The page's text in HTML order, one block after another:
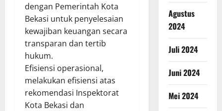
dengan Pemerintah Kota
Bekasi untuk penyelesaian
kewajiban keuangan secara
transparan dan tertib
hukum.
Efisiensi operasional,
melakukan efisiensi atas
rekomendasi Inspektorat
Kota Bekasi dan
Agustus
2024
Juli 2024
Juni 2024
Mei 2024